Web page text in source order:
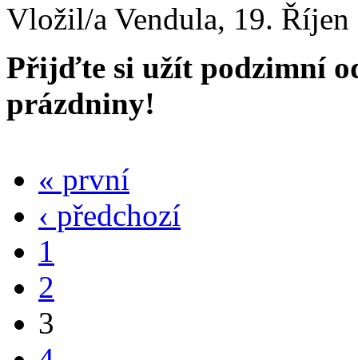
Vložil/a Vendula, 19. Říjen
Přijďte si užít podzimní
prázdniny!
« první
‹ předchozí
1
2
3